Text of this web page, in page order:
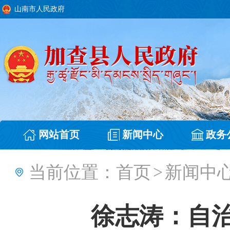
山南市人民政府
网站首页 新闻中心 政务
当前位置： 首页>新闻中
徐志涛：自